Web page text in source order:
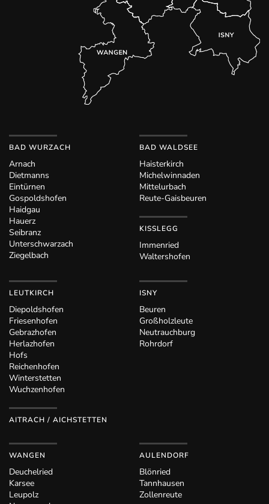
BAD WURZACH
Arnach
Dietmanns
Eintürnen
Gospoldshofen
Haidgau
Hauerz
Seibranz
Unterschwarzach
Ziegelbach
BAD WALDSEE
Haisterkirch
Michelwinnaden
Mittelurbach
Reute-Gaisbeuren
KISSLEGG
Immenried
Waltershofen
LEUTKIRCH
Diepoldshofen
Friesenhofen
Gebrazhofen
Herlazhofen
Hofs
Reichenhofen
Winterstetten
Wuchzenhofen
AITRACH / AICHSTETTEN
ISNY
Beuren
Großholzleute
Neutrauchburg
Rohrdorf
WANGEN
Deuchelried
Karsee
Leupolz
AULENDORF
Blönried
Tannhausen
Zollenreute